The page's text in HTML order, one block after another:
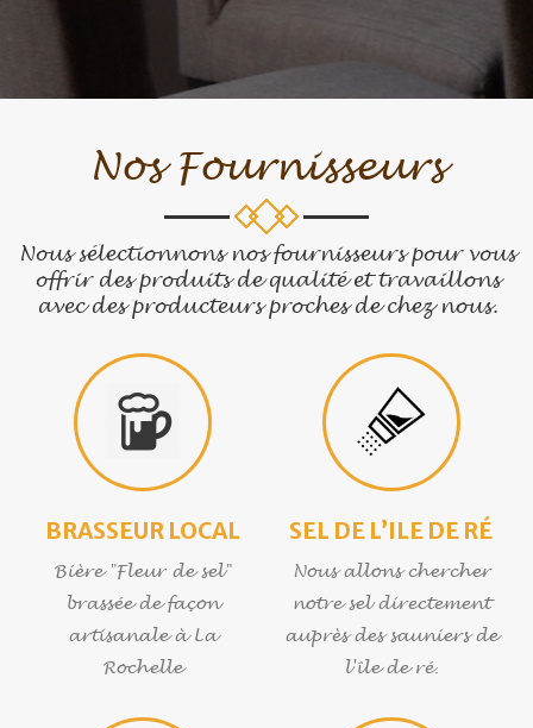
Nos Fournisseurs
Nous sélectionnons nos fournisseurs pour vous
offrir des produits de qualité et travaillons
avec des producteurs proches de chez nous.
BRASSEUR LOCAL
Bière "Fleur de sel"
brassée de façon
artisanale à La
Rochelle
SEL DE L’ILE DE RÉ
Nous allons chercher
notre sel directement
auprès des sauniers de
l'île de ré.